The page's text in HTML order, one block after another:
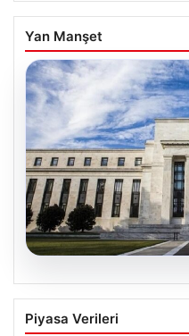
Yan Manşet
FED faiz kararı ne
Faiz beklentisi ne
Piyasa Verileri